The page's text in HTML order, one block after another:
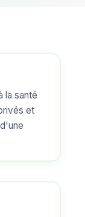
la santé
et